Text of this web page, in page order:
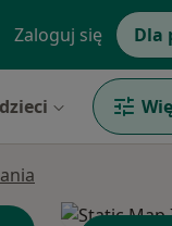
Zaloguj się Dla